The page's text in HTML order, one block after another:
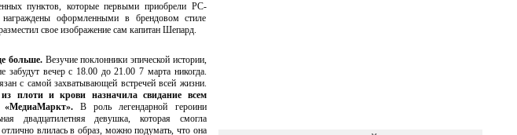
пунктов, которые первыми приобрели PC-
оформленными в брендовом стиле
свое изображение сам капитан Шепард.
больше. Везучие поклонники эпической истории,
забудут вечер с 18.00 до 21.00 7 марта никогда.
с самой захватывающей встречей всей жизни.
плоти и крови назначила свидание всем
В роль легендарной героини
двадцатилетняя девушка, которая смогла
отлично влилась в образ, можно подумать, что она